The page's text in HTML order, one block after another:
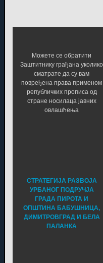
Можете се обратити
Заштитнику грађана уколико
сматрате да су вам
повређена права применом
републичких прописа од
стране носилаца јавних
овлашћења
СТРАТЕГИЈА РАЗВОЈА
УРБАНОГ ПОДРУЧЈА
ГРАДА ПИРОТА И
ОПШТИНА БАБУШНИЦА,
ДИМИТРОВГРАД И БЕЛА
ПАЛАНКА